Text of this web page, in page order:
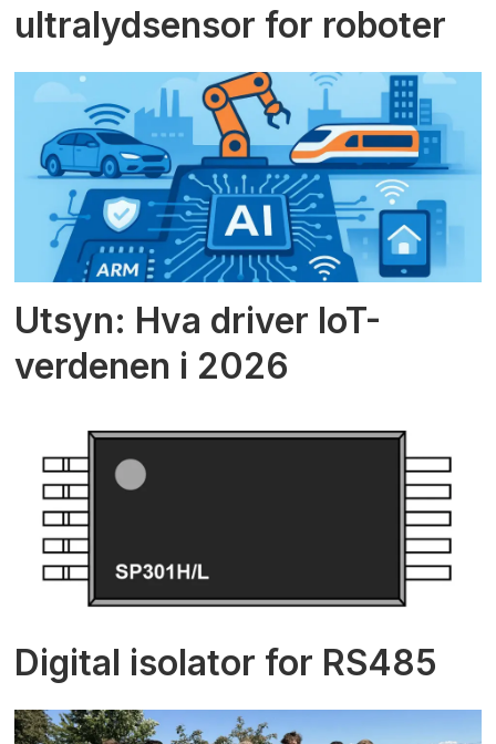
ultralydsensor for roboter
Utsyn: Hva driver IoT-
verdenen i 2026
Digital isolator for RS485